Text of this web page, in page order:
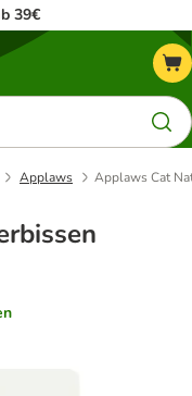
39€
Applaws Applaws Cat